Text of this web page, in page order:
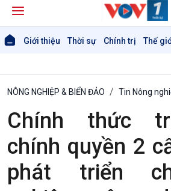
Giới thiệu Thời sự Chính trị Thế
NÔNG NGHIỆP & BIỂN ĐẢO Tin Nông
Chính thức
chính quyền 2
phát triển